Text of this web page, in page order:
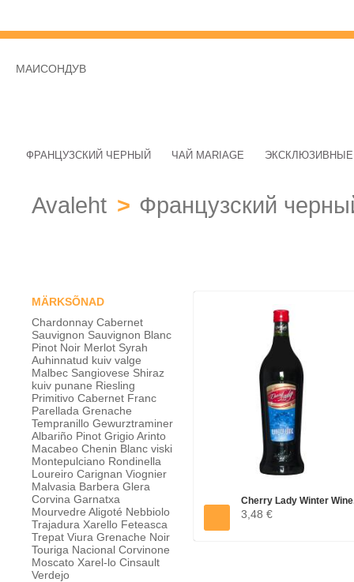
МАИСОНДУВ
ФРАНЦУЗСКИЙ ЧЕРНЫЙ ЧАЙ MARIAGE
Avaleht > Французский
MÄRKSÕNAD
Chardonnay Cabernet
Sauvignon Sauvignon Blanc
Pinot Noir Merlot Syrah
Auhinnatud kuiv valge
Malbec Sangiovese Shiraz
kuiv punane Riesling
Primitivo Cabernet Franc
Parellada Grenache
Tempranillo Gewurztraminer
Albariño Pinot Grigio Arinto
Macabeo Chenin Blanc viski
Montepulciano Rondinella
Loureiro Carignan Viognier
Malvasia Barbera Glera
Corvina Garnatxa
Mourvedre Aligoté Nebbiolo
Trajadura Xarello Feteasca
Trepat Viura Grenache Noir
Touriga Nacional Corvinone
Moscato Xarel-lo Cinsault
Verdejo
Cherry Lady Winter
3,48 €